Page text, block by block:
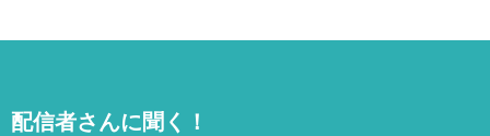
配信者さんに聞く！